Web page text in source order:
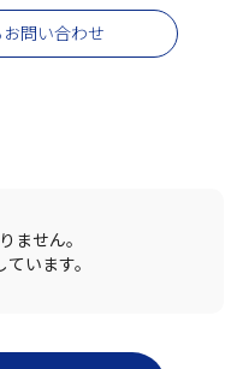
問い合わせ
ません。
います。